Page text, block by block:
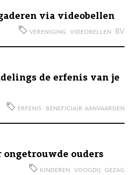
via videobellen
vereniging videobellen BV
de erfenis van je
erfenis beneficiair aanvaarden
ouders
kinderen voogdij gezag